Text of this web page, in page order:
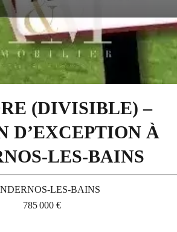
(DIVISIBLE) –
D’EXCEPTION À
LES-BAINS
LES-BAINS
785 000 €